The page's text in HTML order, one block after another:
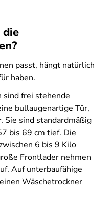
passt, hängt natürlich
haben.
sind frei stehende
bullaugenartige Tür,
. Sie sind standardmäßig
bis 69 cm tief. Die
6 bis 9 Kilo
Frontlader nehmen
Auf unterbaufähige
Wäschetrockner